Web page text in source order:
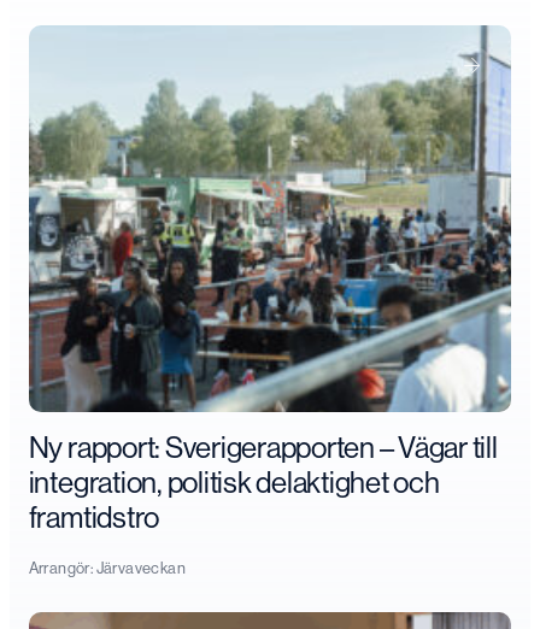
Ny rapport: Sverigerapporten – Vägar till
integration, politisk delaktighet och
framtidstro
Arrangör:Järvaveckan